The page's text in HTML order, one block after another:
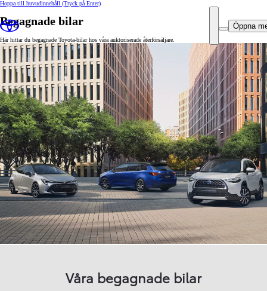
Hoppa till huvudinnehåll (Tryck på Enter)
Öppna
Begagnade bilar
Här hittar du begagnade Toyota-bilar hos våra auktoriserade återförsäljare.
Våra begagnade bilar